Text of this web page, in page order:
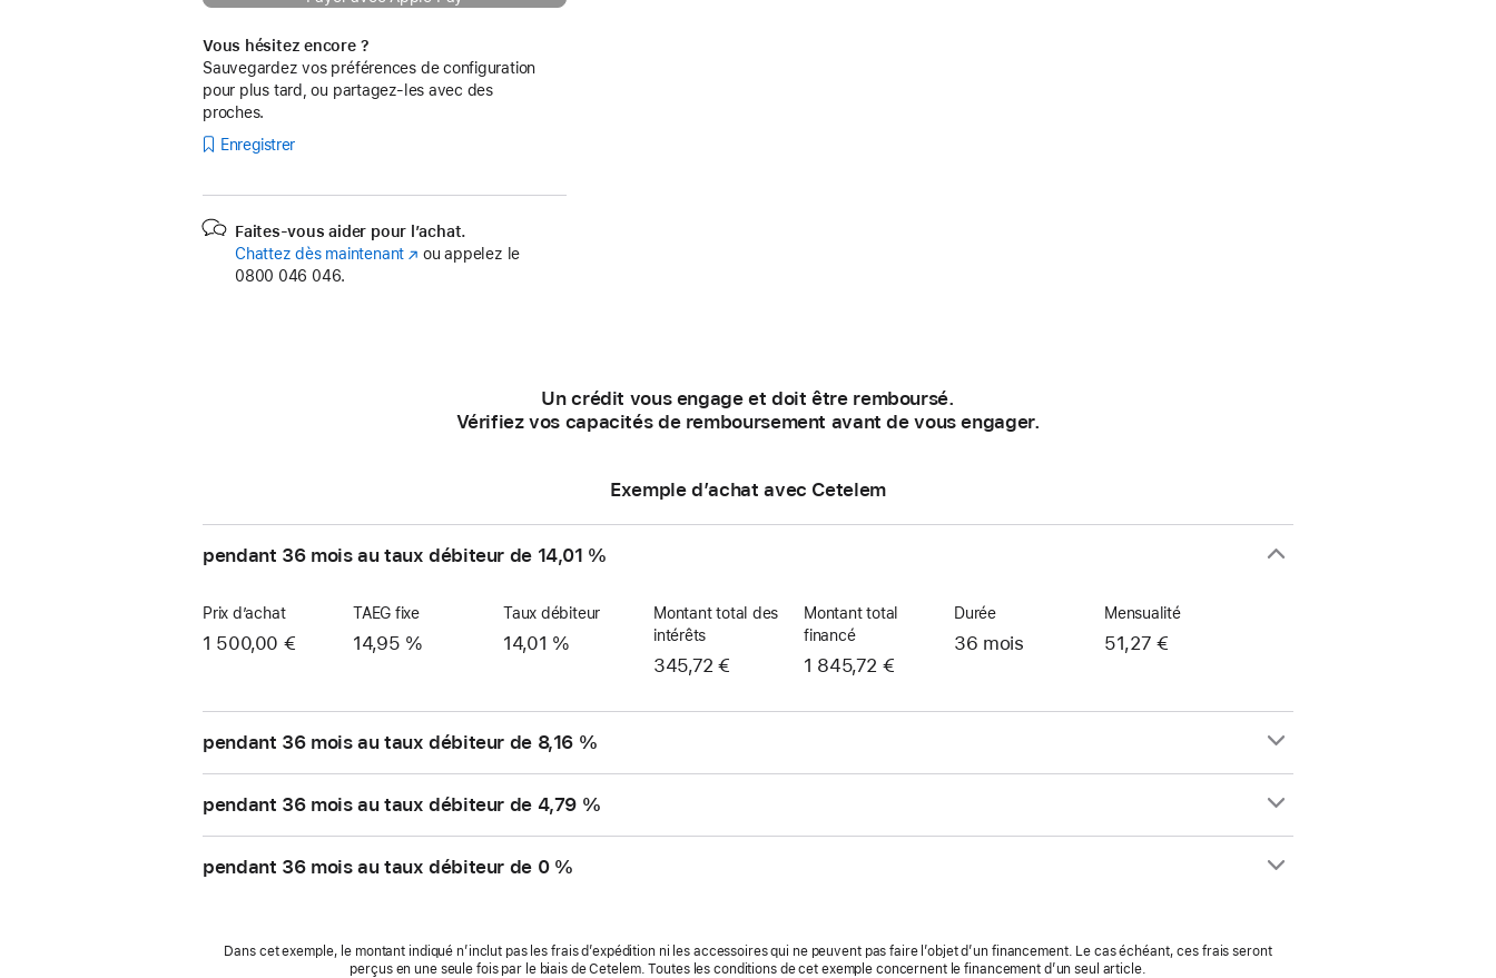
Vous hésitez encore ?
Sauvegardez vos préférences de configuration
pour plus tard, ou partagez-les avec des
proches.
Enregistrer
Faites-vous aider pour l’achat.
Chattez dès maintenant (s’ouvre
ou appelez le
0800 046 046.
Un crédit vous engage et doit être remboursé.
Vérifiez vos capacités de remboursement avant de vous engager.
Exemple d’achat avec Cetelem
pendant 36 mois au taux débiteur de 14,01 %
Prix d’achat
1 500,00 €
TAEG fixe
14,95 %
Taux débiteur
14,01 %
Montant total des
intérêts
345,72 €
Montant total
financé
1 845,72 €
Durée
36 mois
Mensualité
51,27 €
pendant 36 mois au taux débiteur de 8,16 %
pendant 36 mois au taux débiteur de 4,79 %
pendant 36 mois au taux débiteur de 0 %
Dans cet exemple, le montant indiqué n’inclut pas les frais d’expédition ni les accessoires qui ne peuvent pas faire l’objet d’un financement. Le cas échéant, ces frais seront
perçus en une seule fois par le biais de Cetelem. Toutes les conditions de cet exemple concernent le financement d’un seul article.